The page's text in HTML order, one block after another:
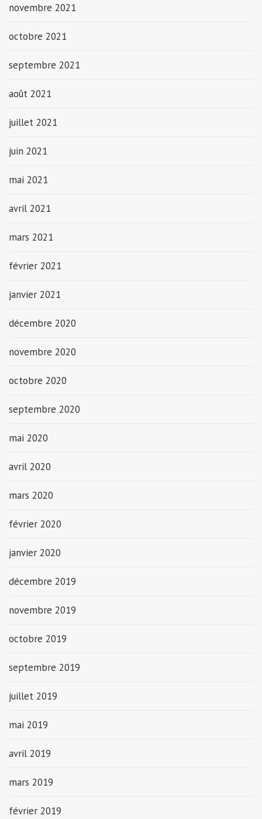
novembre 2021
octobre 2021
septembre 2021
août 2021
juillet 2021
juin 2021
mai 2021
avril 2021
mars 2021
février 2021
janvier 2021
décembre 2020
novembre 2020
octobre 2020
septembre 2020
mai 2020
avril 2020
mars 2020
février 2020
janvier 2020
décembre 2019
novembre 2019
octobre 2019
septembre 2019
juillet 2019
mai 2019
avril 2019
mars 2019
février 2019